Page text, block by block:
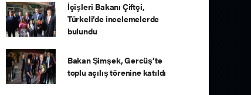
İçişleri Bakanı Çiftçi,
Türkeli’de incelemelerde
bulundu
Bakan Şimşek, Gercüş’te
toplu açılış törenine katıldı